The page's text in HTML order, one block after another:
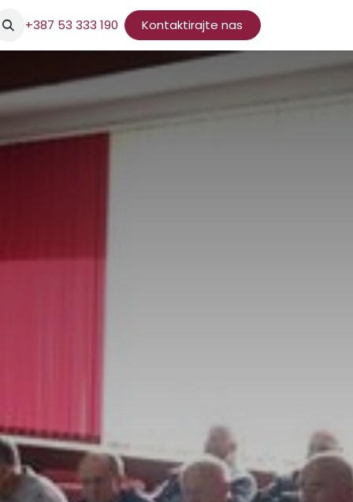
+387 53 333 190 Kontaktirajte nas